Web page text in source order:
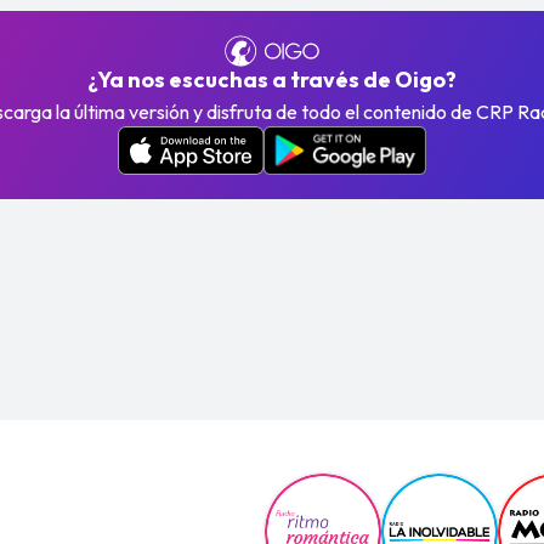
¿Ya nos escuchas a través de Oigo?
la última versión y disfruta de todo el contenido de CRP